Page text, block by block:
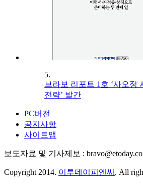
5.
브라보 리포트 1호 ‘사오정
전략’ 발간
PC버전
공지사항
사이트맵
보도자료 및 기사제보 :
Copyright 2014. 이투데이피엔씨 . All